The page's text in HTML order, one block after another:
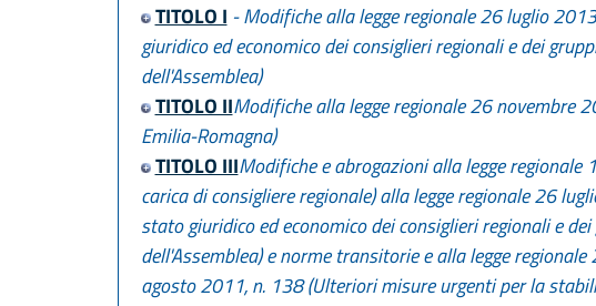
TITOLO I - Modifiche alla legge regionale 26 luglio
giuridico ed economico dei consiglieri regionali e dei
dell'Assemblea)
TITOLO IIModifiche alla legge regionale 26 novembre
Emilia-Romagna)
TITOLO IIIModifiche e abrogazioni alla legge
carica di consigliere regionale) alla legge regionale 26
stato giuridico ed economico dei consiglieri regionali e
dell'Assemblea) e norme transitorie e alla legge
agosto 2011, n. 138 (Ulteriori misure urgenti per la